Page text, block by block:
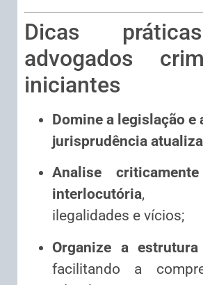
Dicas
advogados
iniciantes
Domine a legislação e
jurisprudência
Analise
interlocutória,
ilegalidades e vícios;
Organize a
facilitando a